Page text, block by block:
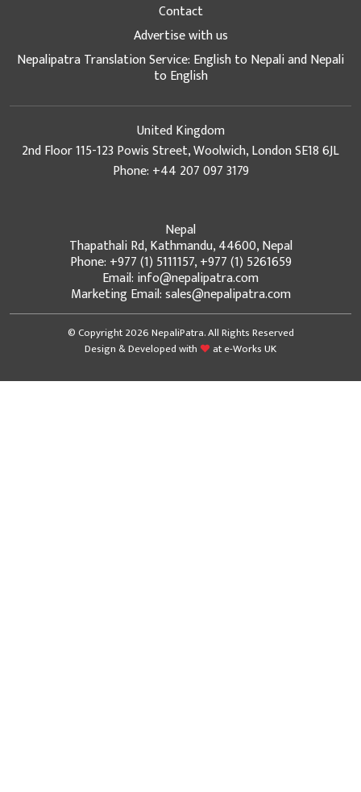
Contact
Advertise with us
Nepalipatra Translation Service: English to Nepali and Nepali
to English
United Kingdom
2nd Floor 115-123 Powis Street, Woolwich, London SE18 6JL
Phone: +44 207 097 3179
Nepal
Thapathali Rd, Kathmandu, 44600, Nepal
Phone: +977 (1) 5111157, +977 (1) 5261659
Email: info@nepalipatra.com
Marketing Email: sales@nepalipatra.com
© Copyright 2026 NepaliPatra. All Rights Reserved
Design & Developed with
ate-Works UK